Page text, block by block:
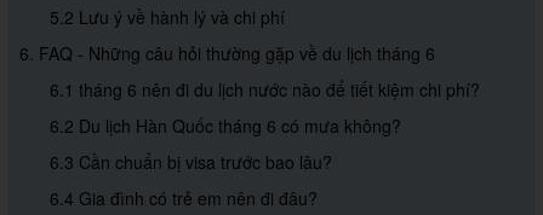
5.2 Lưu ý về hành lý và chi phí
6. FAQ - Những câu hỏi thường gặp về du lịch tháng 6
6.1 tháng 6 nên đi du lịch nước nào để tiết kiệm chi phí?
6.2 Du lịch Hàn Quốc tháng 6 có mưa không?
6.3 Cần chuẩn bị visa trước bao lâu?
6.4 Gia đình có trẻ em nên đi đâu?